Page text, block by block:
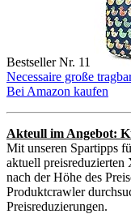
Bestseller Nr. 11
Necessaire große
Bei Amazon kaufen
Akteull im Angebot:
Mit unseren Spartipps
aktuell
nach der Höhe des
Produktcrawler
Preisreduzierungen.